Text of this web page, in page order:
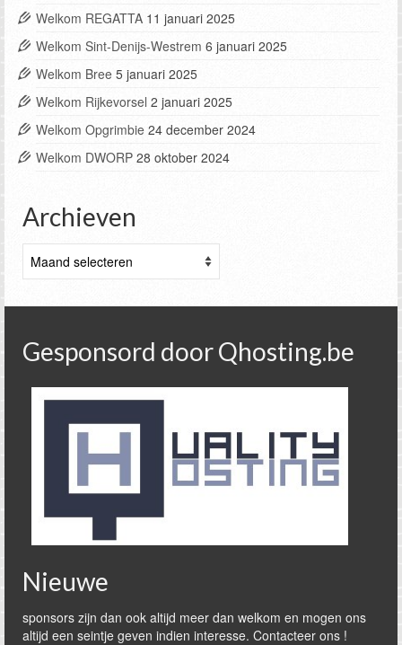
Welkom REGATTA 11 januari 2025
Welkom Sint-Denijs-Westrem 6 januari 2025
Welkom Bree 5 januari 2025
Welkom Rijkevorsel 2 januari 2025
Welkom Opgrimbie 24 december 2024
Welkom DWORP 28 oktober 2024
Archieven
Gesponsord door Qhosting.be
Nieuwe
sponsors zijn dan ook altijd meer dan welkom en mogen ons
altijd een seintje geven indien interesse. Contacteer ons !